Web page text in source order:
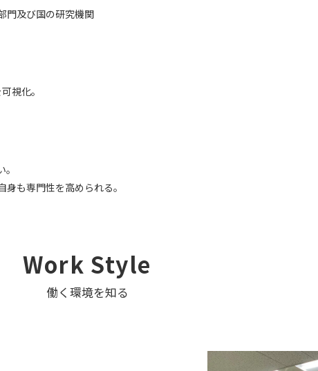
門及び国の研究機関
視化。
も専門性を高められる。
Work Style
働く環境を知る